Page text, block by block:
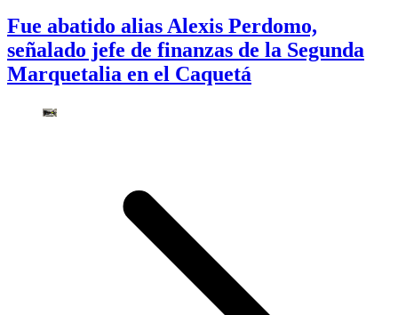
Fue abatido alias Alexis Perdomo,
señalado jefe de finanzas de la Segunda
Marquetalia en el Caquetá